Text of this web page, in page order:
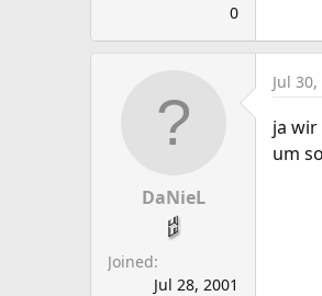
0
DaNieL
Joined
Jul 28, 2001
Jul 30,
ja
um